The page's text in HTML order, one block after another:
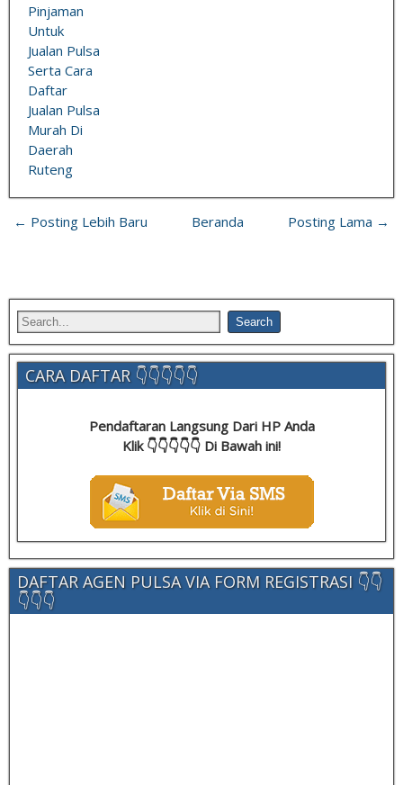
Pinjaman
Untuk
Jualan Pulsa
Serta Cara
Daftar
Jualan Pulsa
Murah Di
Daerah
Ruteng
← Posting Lebih Baru Posting Lama →
Beranda
CARA DAFTAR 👇👇👇👇👇
Pendaftaran Langsung Dari HP Anda
Klik 👇👇👇👇👇 Di Bawah ini!
DAFTAR AGEN PULSA VIA FORM REGISTRASI 👇👇
👇👇👇